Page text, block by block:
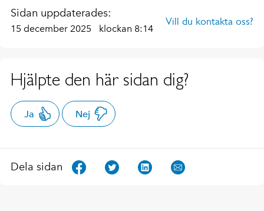
Sidan uppdaterades:
15 december 2025 klockan 8:14
Vill du kontakta oss?
Hjälpte den här sidan dig?
Ja Nej
Dela sidan